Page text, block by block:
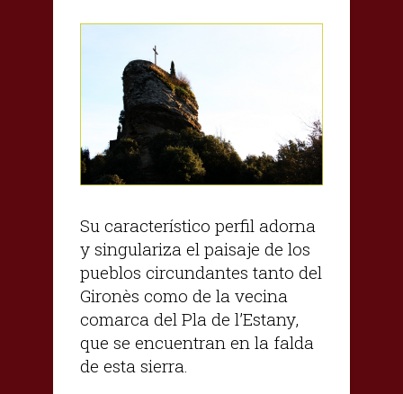
Su característico perfil adorna
y singulariza el paisaje de los
pueblos circundantes tanto del
Gironès como de la vecina
comarca del Pla de l’Estany,
que se encuentran en la falda
de esta sierra.